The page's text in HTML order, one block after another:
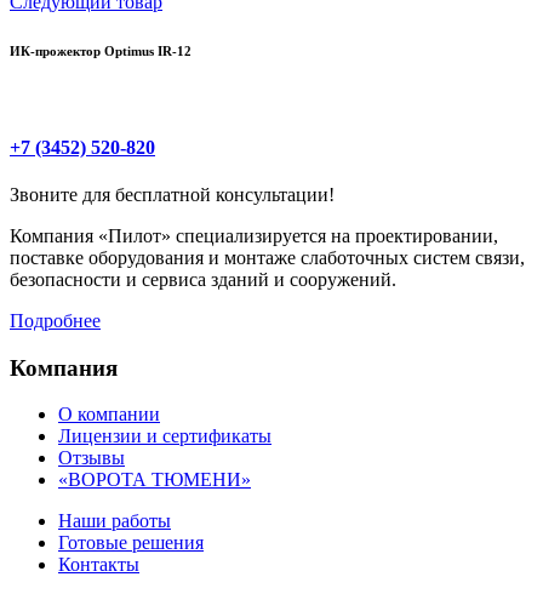
ИК-прожектор Optimus IR-12
+7 (3452) 520-820
Звоните для бесплатной консультации!
Компания «Пилот» специализируется на проектировании,
поставке оборудования и монтаже слаботочных систем связи,
безопасности и сервиса зданий и сооружений.
Подробнее
Компания
О компании
Лицензии и сертификаты
Отзывы
«ВОРОТА ТЮМЕНИ»
Наши работы
Готовые решения
Контакты